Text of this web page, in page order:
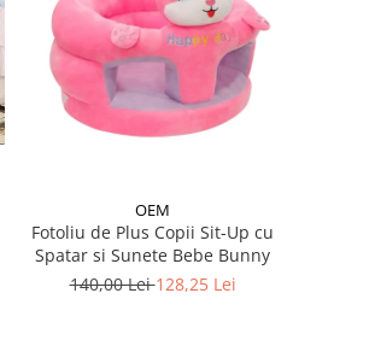
OEM
Fotoliu de Plus Copii Sit-Up cu
Spatar si Sunete Bebe Bunny
140,00 Lei128,25 Lei